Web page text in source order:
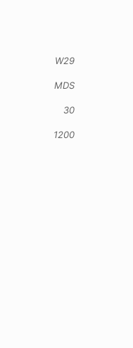
W29
MDS
30
1200